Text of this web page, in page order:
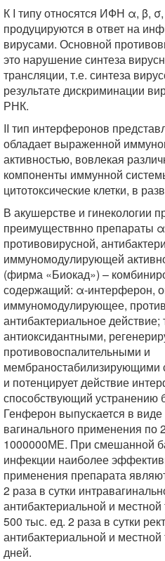
К I типу относятся ИФН α, β,
продуцируются в ответ на
вирусами. Основной
это нарушение синтеза
трансляции, т.е. синтеза
результате дискриминации
РНК.
II тип интерферонов
обладает выраженной
активностью, вовлекая
компоненты иммунной
цитотоксические клетки, в
В акушерстве и гинекологии
преимуществнно препараты
противовирусной,
иммуномодулирующей
(фирма «Биокад») –
содержащий: α-интерферон,
иммуномодулирующее,
антибактериальное
антиоксидантными,
противовоспалительными и
мембраностабилизирующими
и потенцирует действие
способствующий устранению
Генферон выпускается в виде
вагинального применения по
1000000МЕ. При смешанной
инфекции наиболее
применения препарата
2 раза в сутки
антибактериальной и
500 тыс. ед. 2 раза в сутки
антибактериальной и
дней.